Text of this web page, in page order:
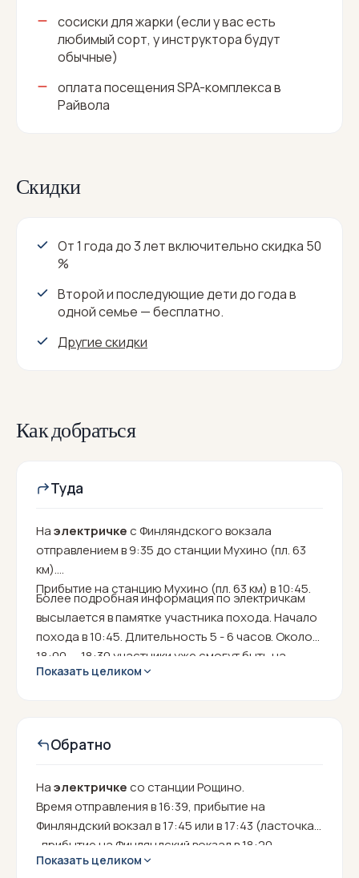
сосиски для жарки (если у вас есть
любимый сорт, у инструктора будут
обычные)
оплата посещения SPA-комплекса в
Райвола
Скидки
От 1 года до 3 лет включительно скидка 50
%
Второй и последующие дети до года в
одной семье — бесплатно.
Другие скидки
Как добраться
Туда
Наэлектричкес Финляндского вокзала
отправлением в 9:35 до станции Мухино (пл. 63
км).
Прибытие на станцию Мухино (пл. 63 км) в 10:45.
Более подробная информация по электричкам
высылается в памятке участника похода. Начало
похода в 10:45. Длительность 5 - 6 часов. Около
18:00 — 18:30 участники уже смогут быть на
Финляндском вокзале.
Показать целиком
Обратно
Наэлектричкесо станции Рощино.
Время отправленияв 16:39, прибытие на
Финляндский вокзал в 17:45 или в 17:43 (ласточка)
, прибытие на Финляндский вокзал в 18:20.
Показать целиком